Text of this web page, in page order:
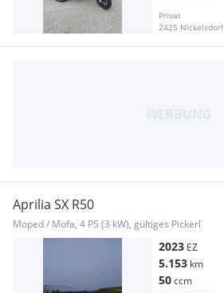
Privat
2425 Nickelsdorf
Aprilia SX R50
Moped / Mofa, 4 PS (3 kW), gültiges Pickerl
2023 EZ
5.153 km
50ccm